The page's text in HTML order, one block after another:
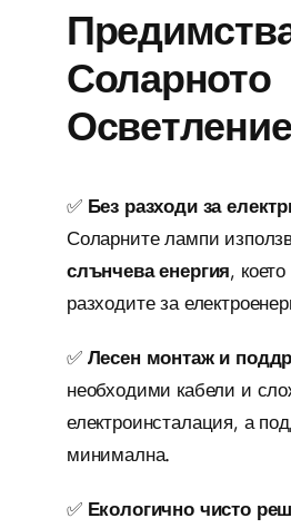
Соларното
Осветление
✅ Без разходи за
Соларните лампи
слънчева енергия,
разходите за
✅ Лесен монтаж и
необходими кабели и
електроинсталация, а
минимална.
✅ Екологично чисто